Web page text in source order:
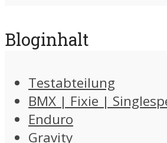
Bloginhalt
Testabteilung
BMX | Fixie |
Enduro
Gravity